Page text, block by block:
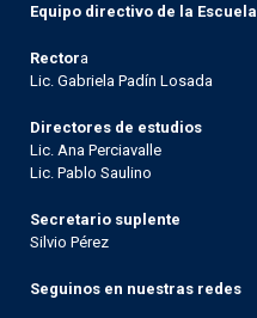
Equipo directivo de la Escuela
Rectora
Lic. Gabriela Padín Losada
Directores de estudios
Lic. Ana Perciavalle
Lic. Pablo Saulino
Secretario suplente
Silvio Pérez
Seguinos en nuestras redes